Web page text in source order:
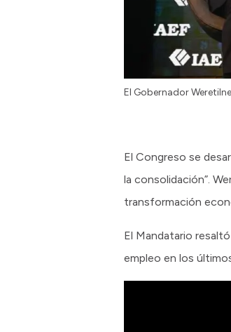
El Gobernador
El Congreso se
la consolidación”.
transformación
El Mandatario
empleo en los